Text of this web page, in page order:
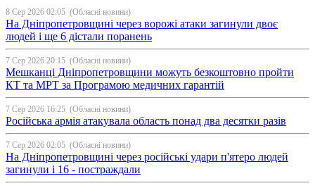
8 Сер 2026 02:05 (Обласні новини)
На Дніпропетровщині через ворожі атаки загинули двоє
людей і ще 6 дістали поранень
7 Сер 2026 20:15 (Обласні новини)
Мешканці Дніпропетровщини можуть безкоштовно пройти
КТ та МРТ за Програмою медичних гарантій
7 Сер 2026 16:25 (Обласні новини)
Російська армія атакувала область понад два десятки разів
7 Сер 2026 02:05 (Обласні новини)
На Дніпропетровщині через російські удари п'ятеро людей
загинули і 16 - постраждали